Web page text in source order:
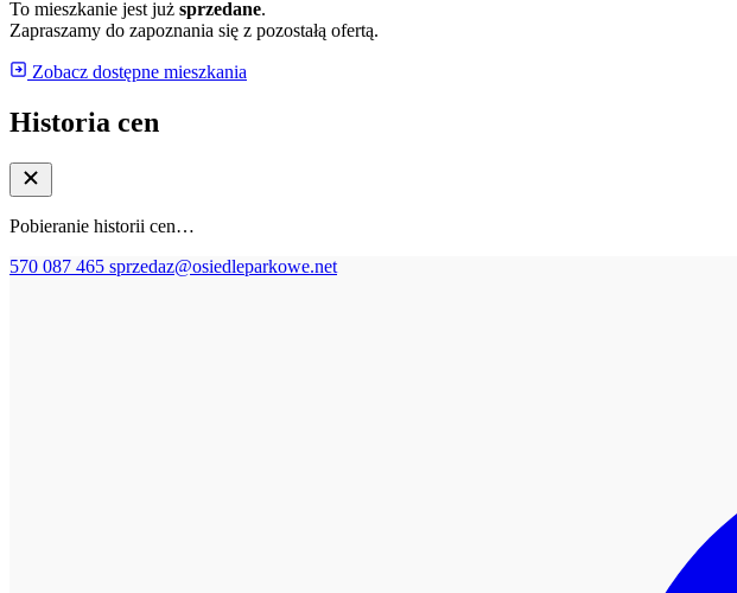
To mieszkanie jest już sprzedane.
Zapraszamy do zapoznania się z pozostałą ofertą.
Zobacz dostępne mieszkania
Historia cen
Pobieranie historii cen…
570 087 465 sprzedaz@osiedleparkowe.net